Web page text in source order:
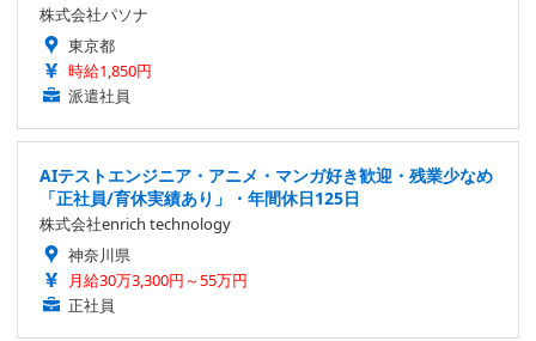
株式会社パソナ
東京都
時給1,850円
派遣社員
AIテストエンジニア・アニメ・マンガ好き歓迎・残業少なめ
「正社員/育休実績あり」・年間休日125日
株式会社enrich technology
神奈川県
月給30万3,300円～55万円
正社員